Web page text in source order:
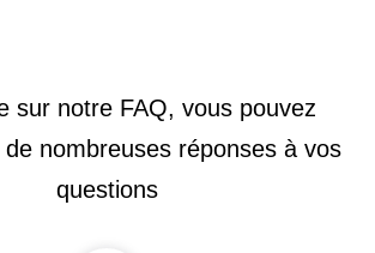
sur notre FAQ, vous pouvez
nombreuses réponses à vos
questions